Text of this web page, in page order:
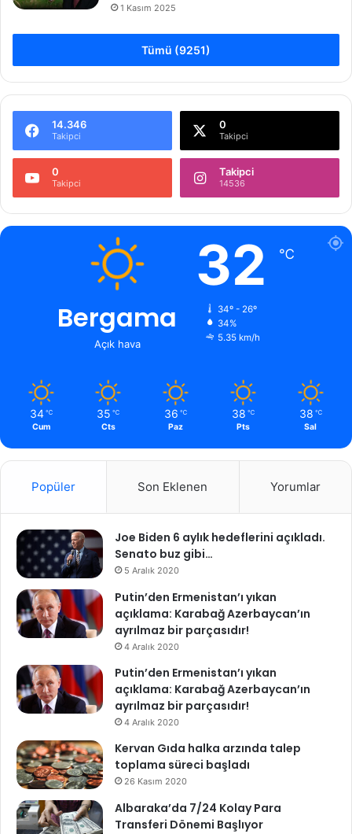
1 Kasım 2025
Tümü (9251)
14.346
Takipci
0
Takipci
0
Takipci
Takipci
14536
Bergama
Açık hava
32 ℃
34º - 26º
34%
5.35 km/h
34 ℃
Cum
35 ℃
Cts
36 ℃
Paz
38 ℃
Pts
38 ℃
Sal
Popüler Son Eklenen Yorumlar
Joe Biden 6 aylık hedeflerini açıkladı.
Senato buz gibi…
5 Aralık 2020
Putin’den Ermenistan’ı yıkan
açıklama: Karabağ Azerbaycan’ın
ayrılmaz bir parçasıdır!
4 Aralık 2020
Putin’den Ermenistan’ı yıkan
açıklama: Karabağ Azerbaycan’ın
ayrılmaz bir parçasıdır!
4 Aralık 2020
Kervan Gıda halka arzında talep
toplama süreci başladı
26 Kasım 2020
Albaraka’da 7/24 Kolay Para
Transferi Dönemi Başlıyor